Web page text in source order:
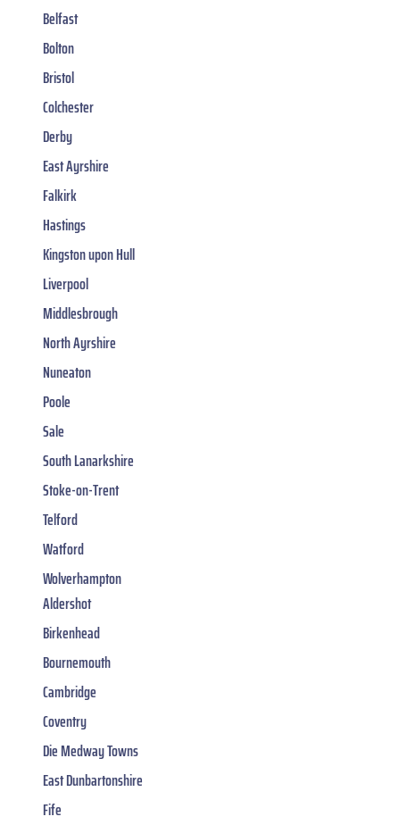
Belfast
Bolton
Bristol
Colchester
Derby
East Ayrshire
Falkirk
Hastings
Kingston upon Hull
Liverpool
Middlesbrough
North Ayrshire
Nuneaton
Poole
Sale
South Lanarkshire
Stoke-on-Trent
Telford
Watford
Wolverhampton
Aldershot
Birkenhead
Bournemouth
Cambridge
Coventry
Die Medway Towns
East Dunbartonshire
Fife